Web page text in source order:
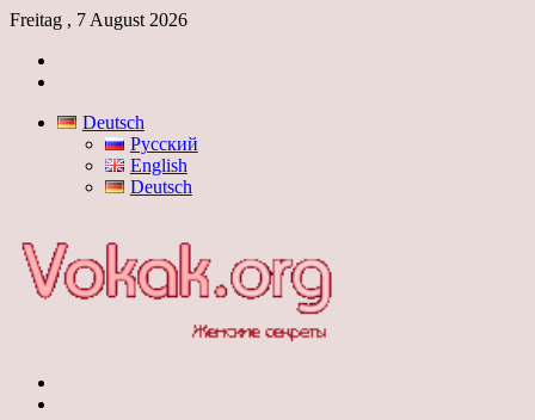
Freitag , 7 August 2026
Deutsch
Русский
English
Deutsch